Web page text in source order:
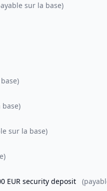
sur la base)
base)
sur la base)
EUR security deposit